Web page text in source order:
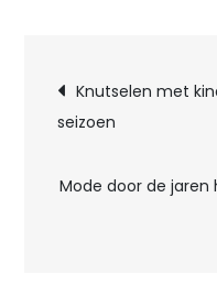
Knutselen met
seizoen
Mode door de jaren